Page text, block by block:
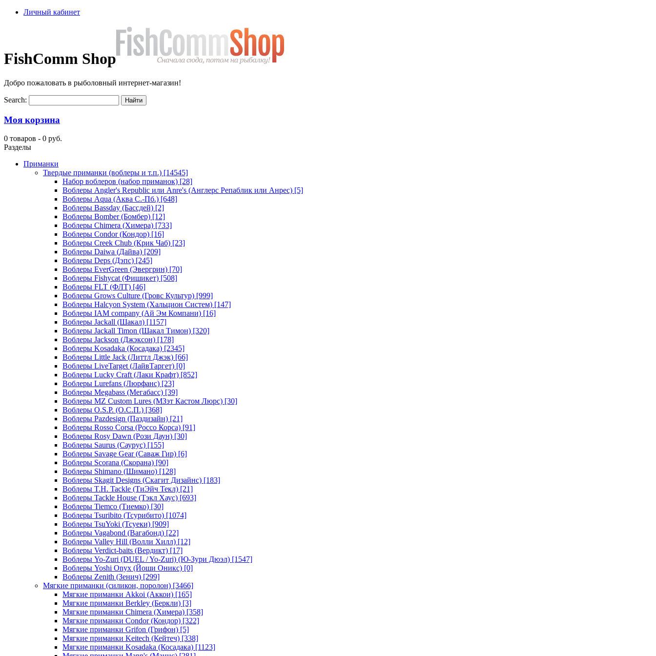
Личный кабинет
FishComm Shop
Добро пожаловать в рыболовный интернет-магазин!
Search:
Моя корзина
0 товаров - 0 руб.
Разделы
Приманки
Твердые приманки (воблеры и т.п.) [14545]
Набор воблеров (набор приманок) [28]
Воблеры Angler's Republic или Anre's (Англерс Репаблик или Анрес) [5]
Воблеры Aqua (Аква С.-Пб.) [648]
Воблеры Bassday (Бассдей) [2]
Воблеры Bomber (Бомбер) [12]
Воблеры Chimera (Химера) [733]
Воблеры Condor (Кондор) [16]
Воблеры Creek Chub (Крик Чаб) [23]
Воблеры Daiwa (Дайва) [209]
Воблеры Deps (Дэпс) [245]
Воблеры EverGreen (Эвергрин) [70]
Воблеры Fishycat (Фишикет) [508]
Воблеры FLT (ФЛТ) [46]
Воблеры Grows Culture (Гровс Культур) [999]
Воблеры Halcyon System (Хальцион Систем) [147]
Воблеры IAM company (Ай Эм Компани) [16]
Воблеры Jackall (Шакал) [1157]
Воблеры Jackall Timon (Шакал Тимон) [320]
Воблеры Jackson (Джэксон) [178]
Воблеры Kosadaka (Косадака) [2345]
Воблеры Little Jack (Литтл Джэк) [66]
Воблеры LiveTarget (ЛайвТаргет) [0]
Воблеры Lucky Craft (Лаки Крафт) [852]
Воблеры Lurefans (Люрфанс) [23]
Воблеры Megabass (Мегабасс) [39]
Воблеры MZ Custom Lures (МЗэт Кастом Люрс) [30]
Воблеры O.S.P. (О.С.П.) [368]
Воблеры Pazdesign (Паздизайн) [21]
Воблеры Rosso Corsa (Россо Корса) [91]
Воблеры Rosy Dawn (Рози Даун) [30]
Воблеры Saurus (Саурус) [155]
Воблеры Savage Gear (Саваж Гир) [6]
Воблеры Scorana (Скорана) [90]
Воблеры Shimano (Шимано) [128]
Воблеры Skagit Designs (Скагит Дизайнс) [183]
Воблеры T.H. Tackle (ТиЭйч Текл) [21]
Воблеры Tackle House (Тэкл Хаус) [693]
Воблеры Tiemco (Тиемко) [30]
Воблеры Tsuribito (Тсурибито) [1074]
Воблеры TsuYoki (Тсуеки) [909]
Воблеры Vagabond (Вагабонд) [22]
Воблеры Valley Hill (Волли Хилл) [12]
Воблеры Verdict-baits (Вердикт) [17]
Воблеры Yo-Zuri (DUEL / Yo-Zuri) (Ю-Зури Дюэл) [1547]
Воблеры Yoshi Onyx (Йоши Оникс) [0]
Воблеры Zenith (Зенич) [299]
Мягкие приманки (силикон, поролон) [3466]
Мягкие приманки Akkoi (Аккои) [165]
Мягкие приманки Berkley (Беркли) [3]
Мягкие приманки Chimera (Химера) [358]
Мягкие приманки Condor (Кондор) [322]
Мягкие приманки Grifon (Грифон) [5]
Мягкие приманки Keitech (Кейтеч) [338]
Мягкие приманки Kosadaka (Косадака) [1123]